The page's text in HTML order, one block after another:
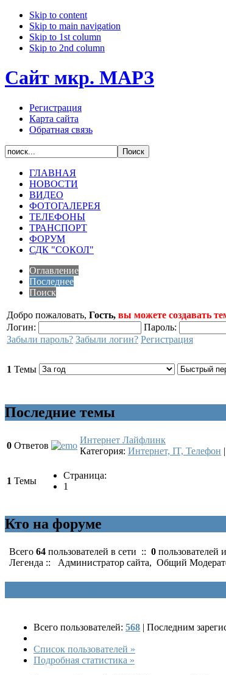
Skip to content
Skip to main navigation
Skip to 1st column
Skip to 2nd column
Сайт мкр. МАРЗ
Регистрация
Карта сайта
Обратная связь
ГЛАВНАЯ
НОВОСТИ
ВИДЕО
ФОТОГАЛЕРЕЯ
ТЕЛЕФОНЫ
ТРАНСПОРТ
ФОРУМ
СДК "СОКОЛ"
Оглавление
Последнее
Поиск
Добро пожаловать, Гость, вы можете создавать
Логин:
Пароль:
Забыли пароль? Забыли логин? Регистрация
1 Темы
Последние темы
0 Ответов
Интернет Лайфлинк
Категория: Интернет, IT, Телефон |
1 Темы
Страница:
1
Кто на форуме
Всего 64 пользователей в сети :: 0 пользователей и
Легенда ::
Администратор сайта, Общий
Всего пользователей: 568 | Последним
Список пользователей »
Подробная статистика »